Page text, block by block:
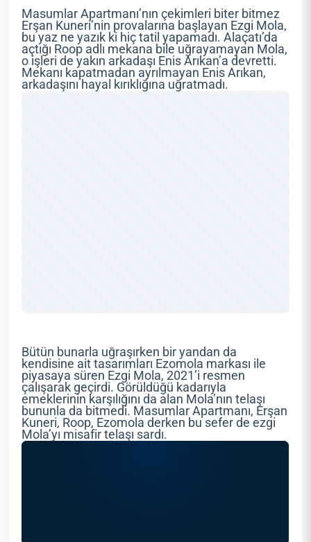
Masumlar Apartmanı’nın çekimleri biter bitmez
Erşan Kuneri’nin provalarına başlayan Ezgi Mola,
bu yaz ne yazık ki hiç tatil yapamadı. Alaçatı’da
açtığı Roop adlı mekana bile uğrayamayan Mola,
o işleri de yakın arkadaşı Enis Arıkan’a devretti.
Mekanı kapatmadan ayrılmayan Enis Arıkan,
arkadaşını hayal kırıklığına uğratmadı.
Bütün bunarla uğraşırken bir yandan da
kendisine ait tasarımları Ezomola markası ile
piyasaya süren Ezgi Mola, 2021’i resmen
çalışarak geçirdi. Görüldüğü kadarıyla
emeklerinin karşılığını da alan Mola’nın telaşı
bununla da bitmedi. Masumlar Apartmanı, Erşan
Kuneri, Roop, Ezomola derken bu sefer de ezgi
Mola’yı misafir telaşı sardı.